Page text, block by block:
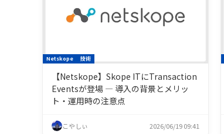
Netskope 技術
【Netskope】Skope ITにTransaction
Eventsが登場 — 導入の背景とメリッ
ト・運用時の注意点
こやしぃ 2026/06/19 09:41